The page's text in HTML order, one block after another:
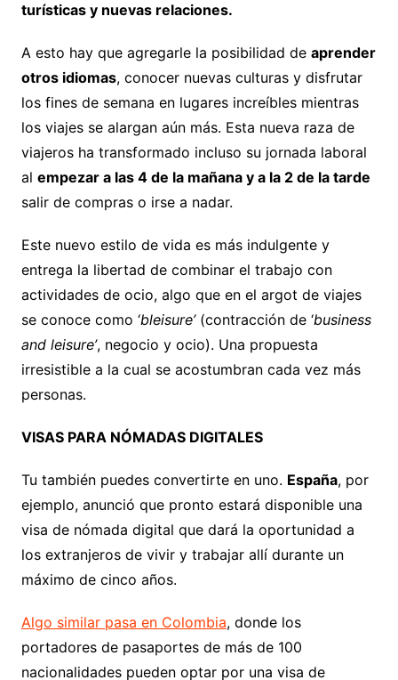
turísticas y nuevas relaciones.
A esto hay que agregarle la posibilidad de aprender
otros idiomas, conocer nuevas culturas y disfrutar
los fines de semana en lugares increíbles mientras
los viajes se alargan aún más. Esta nueva raza de
viajeros ha transformado incluso su jornada laboral
al empezar a las 4 de la mañana y a la 2 de la tarde
salir de compras o irse a nadar.
Este nuevo estilo de vida es más indulgente y
entrega la libertad de combinar el trabajo con
actividades de ocio, algo que en el argot de viajes
se conoce como ‘bleisure’(contracción de ‘business
and leisure’, negocio y ocio). Una propuesta
irresistible a la cual se acostumbran cada vez más
personas.
VISAS PARA NÓMADAS DIGITALES
Tu también puedes convertirte en uno. España, por
ejemplo, anunció que pronto estará disponible una
visa de nómada digital que dará la oportunidad a
los extranjeros de vivir y trabajar allí durante un
máximo de cinco años.
Algo similar pasa en Colombia, donde los
portadores de pasaportes de más de 100
nacionalidades pueden optar por una visa de